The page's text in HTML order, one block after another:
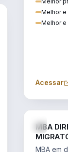
Melhor
Melhor e
Acessar
MBA
MBA em